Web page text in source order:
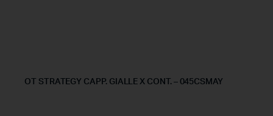
OT STRATEGY CAPP. GIALLE X CONT. – 045CSMAY